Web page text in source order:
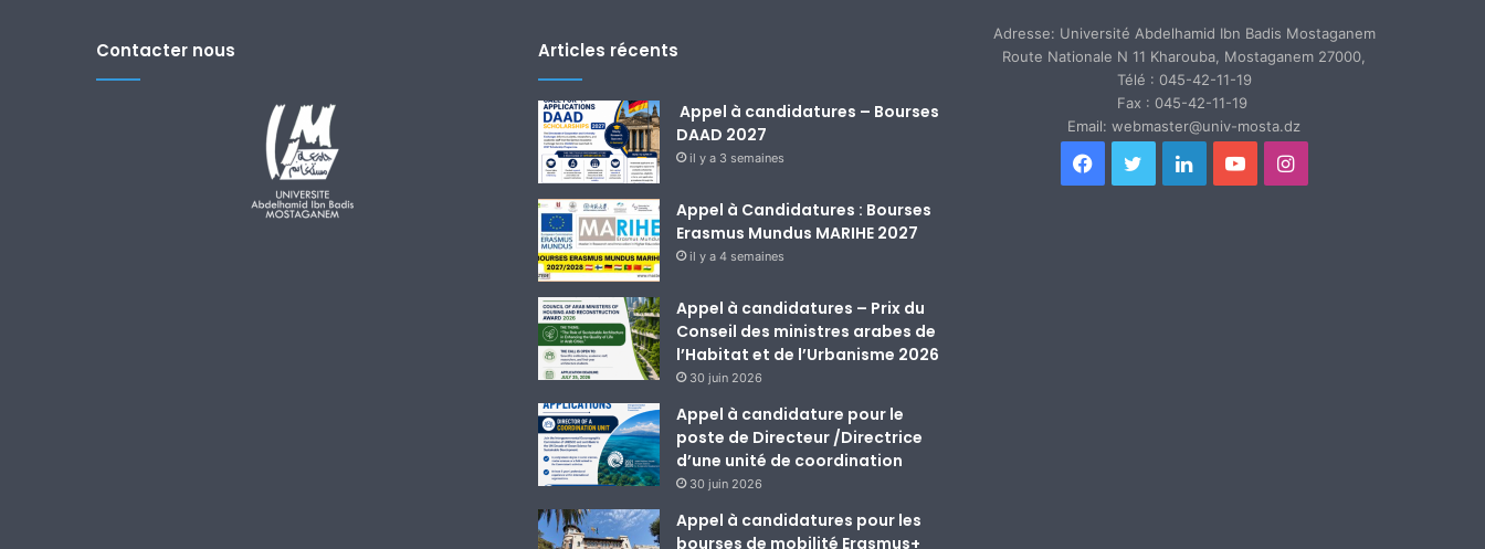
Contacter nous Articles récents
Appel à candidatures – Bourses
DAAD 2027
il y a 3 semaines
Appel à Candidatures : Bourses
Erasmus Mundus MARIHE 2027
il y a 4 semaines
Appel à candidatures – Prix du
Conseil des ministres arabes de
l’Habitat et de l’Urbanisme 2026
30 juin 2026
Appel à candidature pour le
poste de Directeur /Directrice
d’une unité de coordination
30 juin 2026
Appel à candidatures pour les
bourses de mobilité Erasmus+
Adresse: Université Abdelhamid Ibn Badis Mostaganem
Route Nationale N 11 Kharouba, Mostaganem 27000,
Télé : 045-42-11-19
Fax : 045-42-11-19
Email: webmaster@univ-mosta.dz
Facebook
TwitterLinkedinYouTubeInstagram